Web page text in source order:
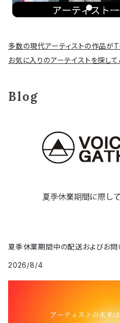
多数の現代アーティストの作品が
お気に入りのアーテイストを探して
Blog
夏季休業期間中の配送およびお問
2026/8/4